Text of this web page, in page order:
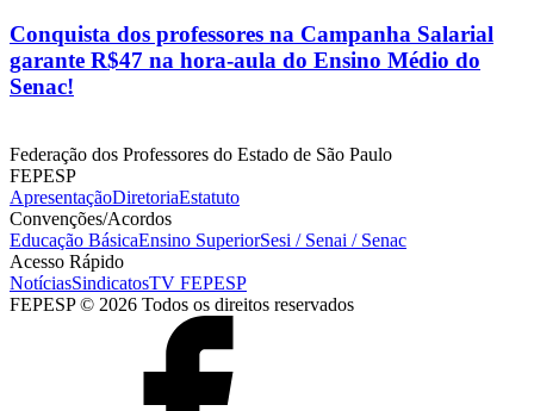
Conquista dos professores na Campanha Salarial
garante R$47 na hora-aula do Ensino Médio do
Senac!
Federação dos Professores do Estado de São Paulo
FEPESP
ApresentaçãoDiretoriaEstatuto
Convenções/Acordos
Educação BásicaEnsino SuperiorSesi / Senai / Senac
Acesso Rápido
NotíciasSindicatosTV FEPESP
FEPESP © 2026 Todos os direitos reservados